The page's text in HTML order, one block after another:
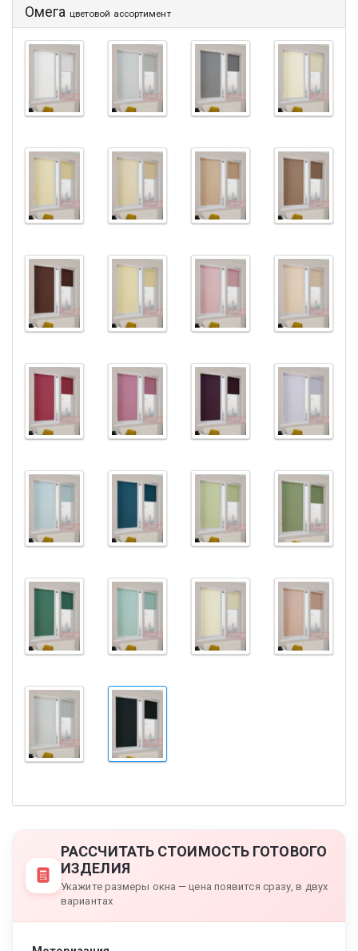
Омега цветовой ассортимент
РАССЧИТАТЬ СТОИМОСТЬ ГОТОВОГО
ИЗДЕЛИЯ
Укажите размеры окна — цена появится сразу, в двух
вариантах